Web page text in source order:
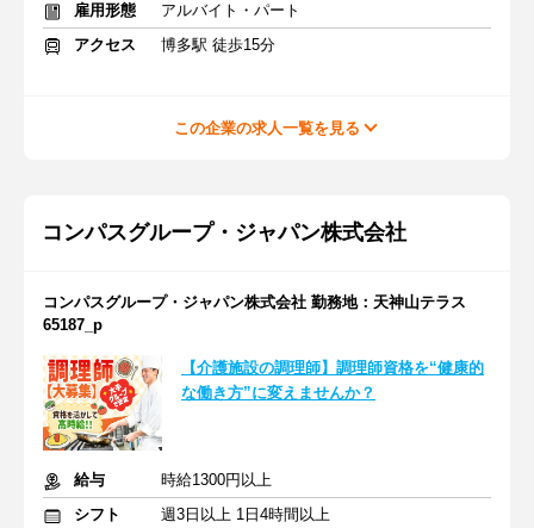
雇用形態
アルバイト・パート
アクセス
博多駅 徒歩15分
この企業の求人一覧を見る
コンパスグループ・ジャパン株式会社
コンパスグループ・ジャパン株式会社 勤務地：天神山テラス
65187_p
【介護施設の調理師】調理師資格を“健康的
な働き方”に変えませんか？
給与
時給1300円以上
シフト
週3日以上 1日4時間以上